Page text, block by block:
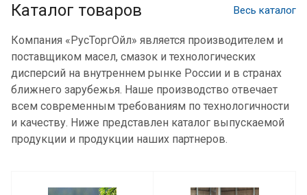
Весь каталог
Каталог товаров
Компания «РусТоргОйл» является производителем и
поставщиком масел, смазок и технологических
дисперсий на внутреннем рынке России и в странах
ближнего зарубежья. Наше производство отвечает
всем современным требованиям по технологичности
и качеству. Ниже представлен каталог выпускаемой
продукции и продукции наших партнеров.